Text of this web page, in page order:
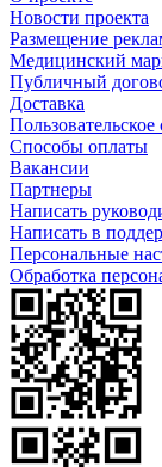
Новости проекта
Размещение
Медицинский
Публичный
Доставка
Способы оплаты
Вакансии
Партнеры
Написать
Написать в
Персональные
Обработка